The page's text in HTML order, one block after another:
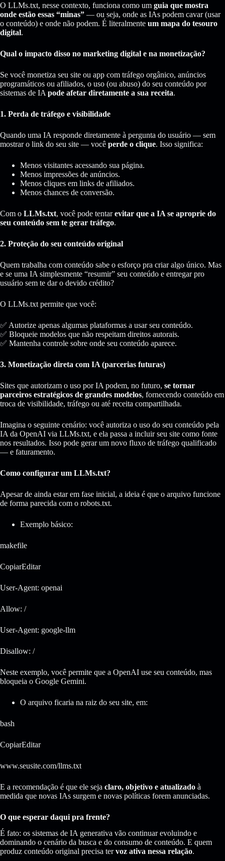
O LLMs.txt, nesse contexto, funciona como um guia que mostra
onde estão essas “minas” — ou seja, onde as IAs podem cavar (usar
o conteúdo) e onde não podem. É literalmente um mapa do tesouro
digital.
Qual o impacto disso no marketing digital e na monetização?
Se você monetiza seu site ou app com tráfego orgânico, anúncios
programáticos ou afiliados, o uso (ou abuso) do seu conteúdo por
sistemas de IA pode afetar diretamente a sua receita.
1. Perda de tráfego e visibilidade
Quando uma IA responde diretamente à pergunta do usuário — sem
mostrar o link do seu site — você perde o clique. Isso significa:
Menos visitantes acessando sua página.
Menos impressões de anúncios.
Menos cliques em links de afiliados.
Menos chances de conversão.
Com o LLMs.txt, você pode tentarevitar que a IA se aproprie do
seu conteúdo sem te gerar tráfego.
2. Proteção do seu conteúdo original
Quem trabalha com conteúdo sabe o esforço pra criar algo único. Mas
e se uma IA simplesmente “resumir” seu conteúdo e entregar pro
usuário sem te dar o devido crédito?
O LLMs.txt permite que você:
✅ Autorize apenas algumas plataformas a usar seu conteúdo.
✅ Bloqueie modelos que não respeitam direitos autorais.
✅ Mantenha controle sobre onde seu conteúdo aparece.
3. Monetização direta com IA (parcerias futuras)
Sites que autorizam o uso por IA podem, no futuro, se tornar
parceiros estratégicos de grandes modelos, fornecendo conteúdo em
troca de visibilidade, tráfego ou até receita compartilhada.
Imagina o seguinte cenário: você autoriza o uso do seu conteúdo pela
IA da OpenAI via LLMs.txt, e ela passa a incluir seu site como fonte
nos resultados. Isso pode gerar um novo fluxo de tráfego qualificado
— e faturamento.
Como configurar um LLMs.txt?
Apesar de ainda estar em fase inicial, a ideia é que o arquivo funcione
de forma parecida com o robots.txt.
Exemplo básico:
makefile
CopiarEditar
User-Agent: openai
Allow: /
User-Agent: google-llm
Disallow: /
Neste exemplo, você permite que a OpenAI use seu conteúdo, mas
bloqueia o Google Gemini.
O arquivo ficaria na raiz do seu site, em:
bash
CopiarEditar
www.seusite.com/llms.txt
E a recomendação é que ele seja claro, objetivo e atualizado à
medida que novas IAs surgem e novas políticas forem anunciadas.
O que esperar daqui pra frente?
É fato: os sistemas de IA generativa vão continuar evoluindo e
dominando o cenário da busca e do consumo de conteúdo. E quem
produz conteúdo original precisa tervoz ativa nessa relação.